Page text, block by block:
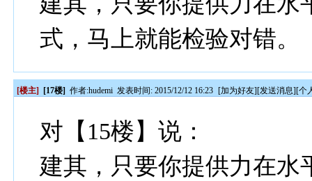
式，马上就能检验对错。
[楼主] [17楼] 作者:hudemi 发表时间: 2015/12/12 16:23 [加为好友][发送消息][个
对【15楼】说：
建其，只要你提供力在水